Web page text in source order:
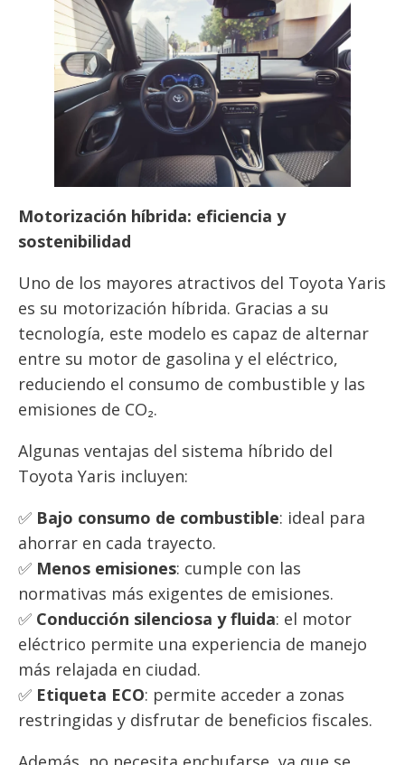
Motorización híbrida: eficiencia y
sostenibilidad
Uno de los mayores atractivos del Toyota Yaris
es su motorización híbrida. Gracias a su
tecnología, este modelo es capaz de alternar
entre su motor de gasolina y el eléctrico,
reduciendo el consumo de combustible y las
emisiones de CO₂.
Algunas ventajas del sistema híbrido del
Toyota Yaris incluyen:
✅ Bajo consumo de combustible: ideal para
ahorrar en cada trayecto.
✅ Menos emisiones: cumple con las
normativas más exigentes de emisiones.
✅ Conducción silenciosa y fluida: el motor
eléctrico permite una experiencia de manejo
más relajada en ciudad.
✅ Etiqueta ECO: permite acceder a zonas
restringidas y disfrutar de beneficios fiscales.